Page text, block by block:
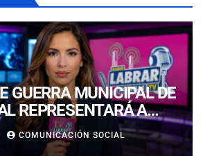
GUERRA MUNICIPAL DE
REPRESENTARÁ A
EN EL CAMPEONATO
ESCOLAR
COMUNICACIÓN SOCIAL